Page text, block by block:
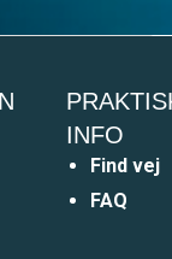
INFO
Find vej
FAQ